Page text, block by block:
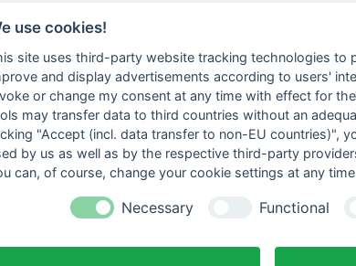
use cookies!
site uses third-party website tracking technologies to
and display advertisements according to users'
or change my consent at any time with effect for
may transfer data to third countries without an
"Accept (incl. data transfer to non-EU countries)",
by us as well as by the respective third-party
can, of course, change your cookie settings at any
Necessary Functional